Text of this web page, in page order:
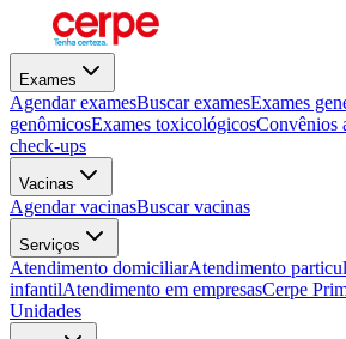
Exames
Agendar examesBuscar examesExames
genômicosExames toxicológicosConvênios
check-ups
Vacinas
Agendar vacinasBuscar vacinas
Serviços
Atendimento domiciliarAtendimento
infantilAtendimento em empresasCerpe
Unidades